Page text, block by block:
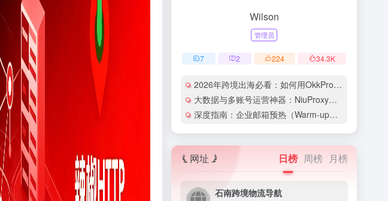
Wilson
管理员
7 2 224 34.3K
2026年跨境出海必看：如何用OkkProxy彻底解决网络延迟与IP被封难题？
大数据与多账号运营神器：NiuProxy助力跨境工作室业务高效爆单！
深度指南：企业邮箱预热（Warm-up）的详细技巧与实操策略（含配图）
网址 日榜 周榜 月榜
石南跨境物流导航